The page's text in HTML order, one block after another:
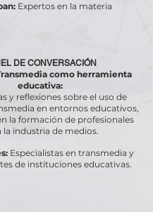
Expertos en la materia
DE CONVERSACIÓN
como herramienta
educativa:
y reflexiones sobre el uso de
en entornos educativos,
la formación de profesionales
la industria de medios.
Especialistas en transmedia y
de instituciones educativas.